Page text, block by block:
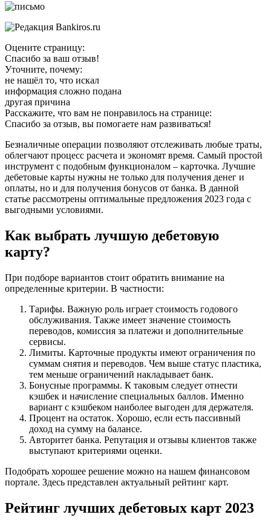
Оцените страницу:
Спасибо за ваш отзыв!
Уточните, почему:
не нашёл то, что искал
информация сложно подана
другая причина
Расскажите, что вам не понравилось на странице:
Спасибо за отзыв, вы помогаете нам развиваться!
Безналичные операции позволяют отслеживать любые траты,
облегчают процесс расчета и экономят время. Самый простой
инструмент с подобным функционалом – карточка. Лучшие
дебетовые карты нужны не только для получения денег и
оплаты, но и для получения бонусов от банка. В данной
статье рассмотрены оптимальные предложения 2023 года с
выгодными условиями.
Как выбрать лучшую дебетовую
карту?
При подборе вариантов стоит обратить внимание на
определенные критерии. В частности:
Тарифы. Важную роль играет стоимость годового
обслуживания. Также имеет значение стоимость
переводов, комиссия за платежи и дополнительные
сервисы.
Лимиты. Карточные продукты имеют ограничения по
суммам снятия и переводов. Чем выше статус пластика,
тем меньше ограничений накладывает банк.
Бонусные программы. К таковым следует отнести
кэшбек и начисление специальных баллов. Именно
вариант с кэшбеком наиболее выгоден для держателя.
Процент на остаток. Хорошо, если есть пассивный
доход на сумму на балансе.
Авторитет банка. Репутация и отзывы клиентов также
выступают критериями оценки.
Подобрать хорошее решение можно на нашем финансовом
портале. Здесь представлен актуальный рейтинг карт.
Рейтинг лучших дебетовых карт 2023